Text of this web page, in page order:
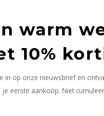
warm
10%
in op onze nieuwsbrief en
je eerste aankoop. Niet